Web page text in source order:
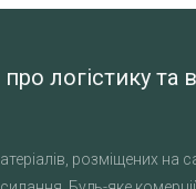
про логістику
розміщених на